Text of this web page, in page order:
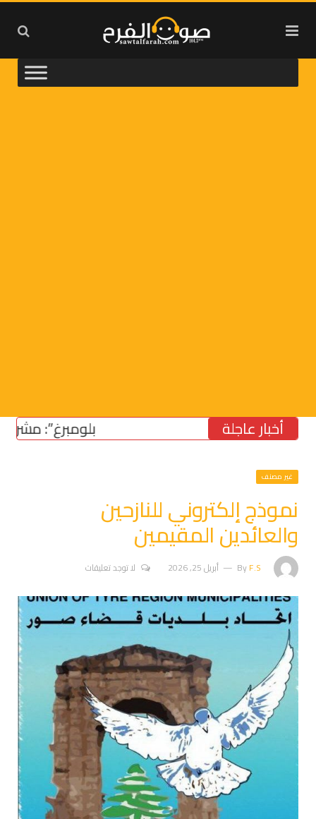
أخبار عاجلة “بلومبرغ”: مشروع
غير مصنف
نموذج إلكتروني للنازحين
والعائدين المقيمين
ByF.S أبريل 25, 2026 لا توجد تعليقات